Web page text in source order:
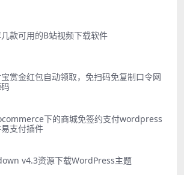
款可用的B站视频下载软件
赏金红包自动领取，免扫码免复制口令网
下的商城免签约支付wordpress
支付插件
v4.3资源下载WordPress主题